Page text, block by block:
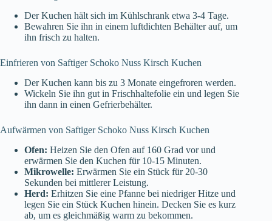
Der Kuchen hält sich im Kühlschrank etwa 3-4 Tage.
Bewahren Sie ihn in einem luftdichten Behälter auf, um
ihn frisch zu halten.
Einfrieren von Saftiger Schoko Nuss Kirsch Kuchen
Der Kuchen kann bis zu 3 Monate eingefroren werden.
Wickeln Sie ihn gut in Frischhaltefolie ein und legen Sie
ihn dann in einen Gefrierbehälter.
Aufwärmen von Saftiger Schoko Nuss Kirsch Kuchen
Ofen: Heizen Sie den Ofen auf 160 Grad vor und
erwärmen Sie den Kuchen für 10-15 Minuten.
Mikrowelle: Erwärmen Sie ein Stück für 20-30
Sekunden bei mittlerer Leistung.
Herd: Erhitzen Sie eine Pfanne bei niedriger Hitze und
legen Sie ein Stück Kuchen hinein. Decken Sie es kurz
ab, um es gleichmäßig warm zu bekommen.